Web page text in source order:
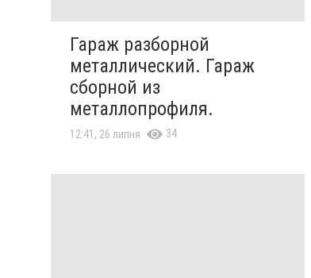
Гараж разборной
металлический. Гараж
сборной из
металлопрофиля.
12:41, 26 липня 34